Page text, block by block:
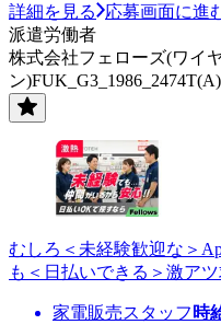
詳細を見る
応募画面に進
派遣労働者
株式会社フェローズ(ワイ
ン
むしろ＜未経験歓迎な＞
も＜日払いできる＞激ア
家電販売スタッフ 時